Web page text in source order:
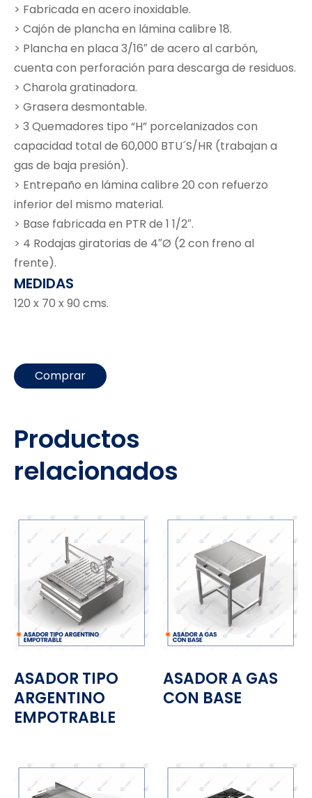
> Fabricada en acero inoxidable.
> Cajón de plancha en lámina calibre 18.
> Plancha en placa 3/16″ de acero al carbón,
cuenta con perforación para descarga de residuos.
> Charola gratinadora.
> Grasera desmontable.
> 3 Quemadores tipo “H” porcelanizados con
capacidad total de 60,000 BTU´S/HR (trabajan a
gas de baja presión).
> Entrepaño en lámina calibre 20 con refuerzo
inferior del mismo material.
> Base fabricada en PTR de 1 1/2″.
> 4 Rodajas giratorias de 4″Ø (2 con freno al
frente).
MEDIDAS
120 x 70 x 90 cms.
Comprar
Productos
relacionados
ASADOR TIPO
ARGENTINO
EMPOTRABLE
ASADOR A GAS
CON BASE